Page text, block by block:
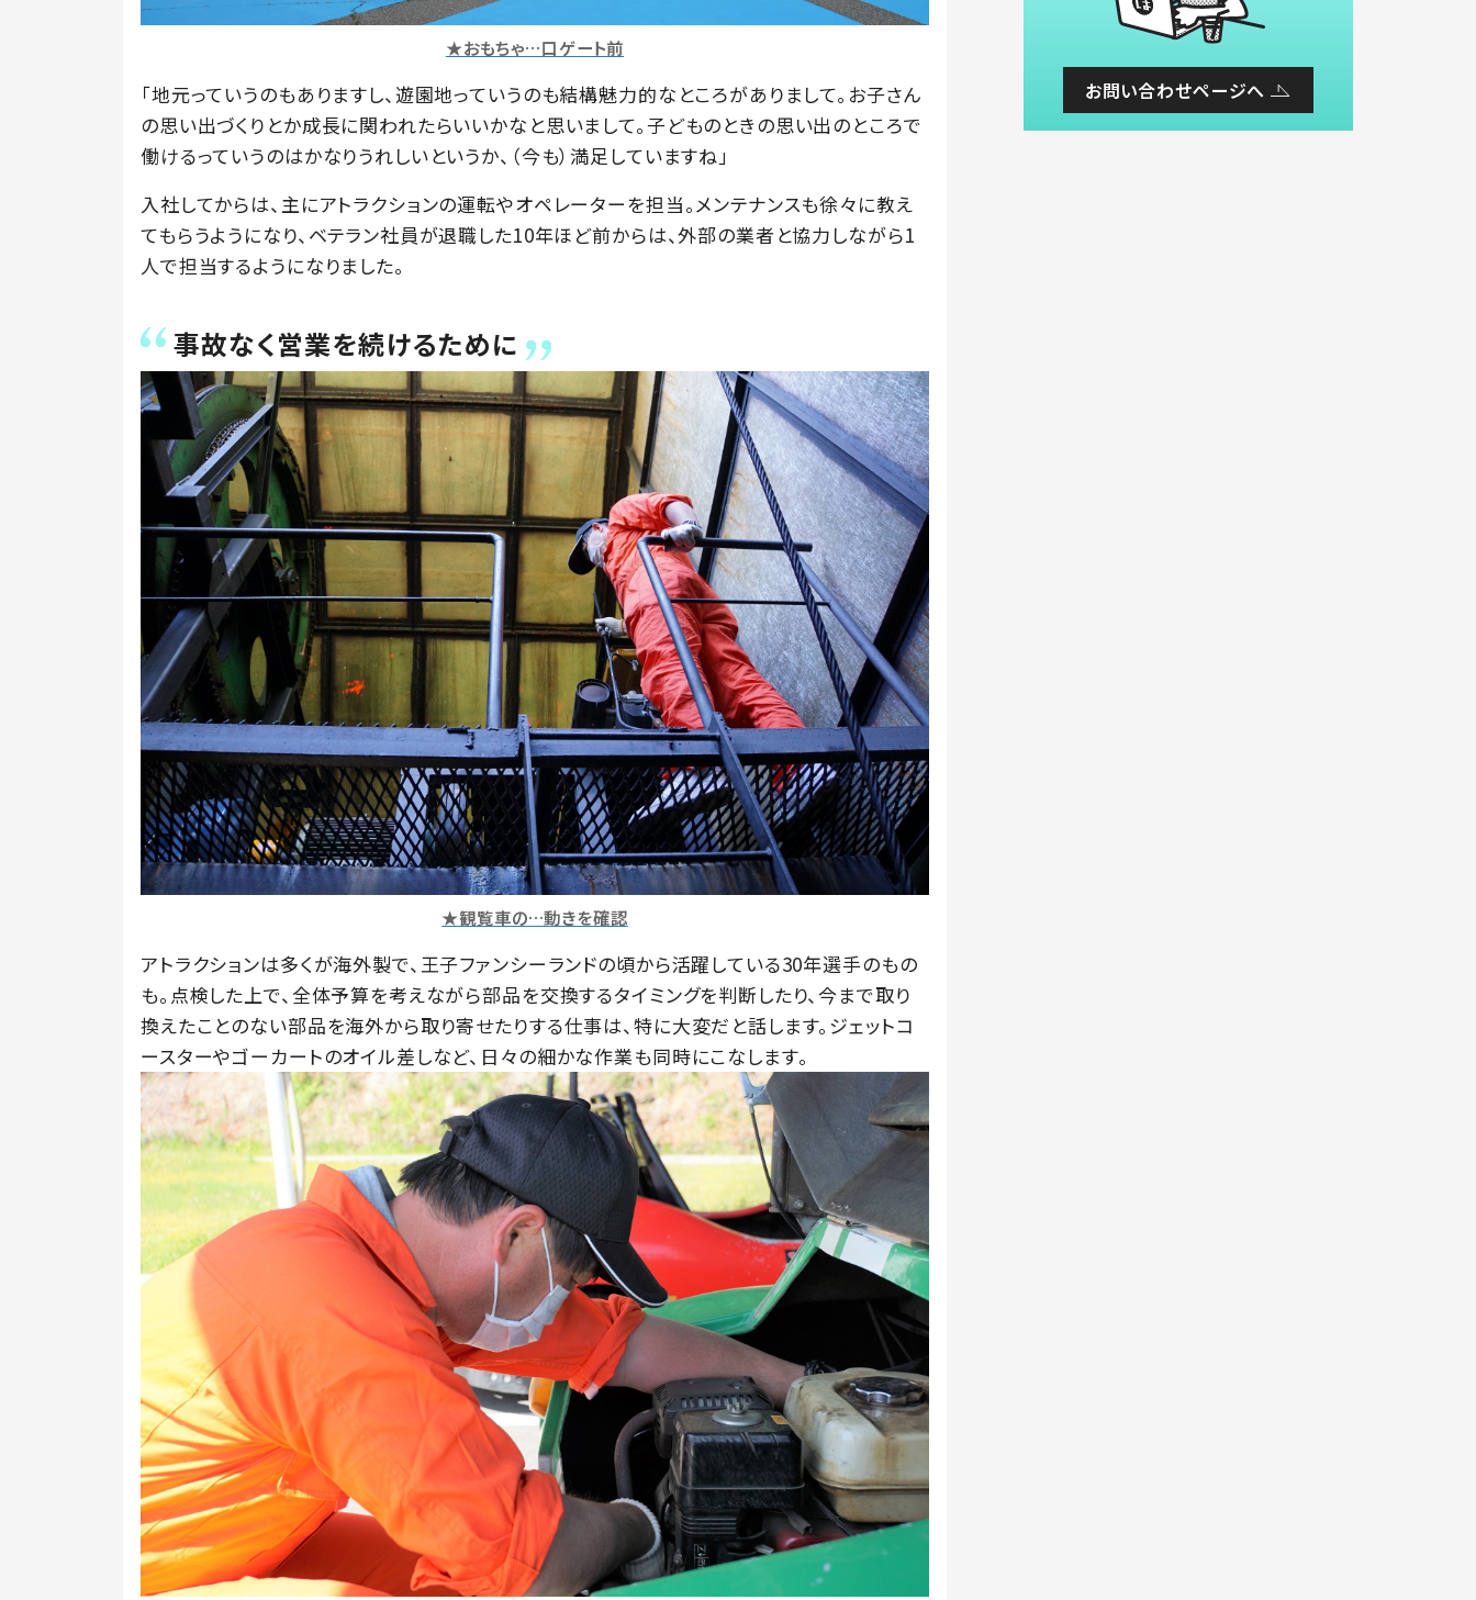
★おもちゃ…口ゲート前
「地元っていうのもありますし、遊園地っていうのも結構魅力的なところがありまして。お子さん
の思い出づくりとか成長に関われたらいいかなと思いまして。子どものときの思い出のところで
働けるっていうのはかなりうれしいというか、（今も）満足していますね」
入社してからは、主にアトラクションの運転やオペレーターを担当。メンテナンスも徐々に教え
てもらうようになり、ベテラン社員が退職した10年ほど前からは、外部の業者と協力しながら1
人で担当するようになりました。
事故なく営業を続けるために
★観覧車の…動きを確認
アトラクションは多くが海外製で、王子ファンシーランドの頃から活躍している30年選手のもの
も。点検した上で、全体予算を考えながら部品を交換するタイミングを判断したり、今まで取り
換えたことのない部品を海外から取り寄せたりする仕事は、特に大変だと話します。ジェットコ
ースターやゴーカートのオイル差しなど、日々の細かな作業も同時にこなします。
お問い合わせページへ